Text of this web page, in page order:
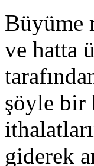
Büyüme
ve hatta
şöyle bir
giderek